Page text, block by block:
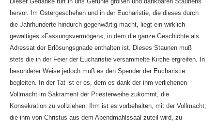
hervor. Im Ostergeschehen und in der Eucharistie, die dieses durch
die Jahrhunderte hindurch gegenwärtig macht, liegt ein wirklich
gewaltiges »Fassungsvermögen«, in dem die ganze Geschichte als
Adressat der Erlösungsgnade enthalten ist. Dieses Staunen muß
stets die in der Feier der Eucharistie versammelte Kirche ergreifen. In
besonderer Weise jedoch muß es den Spender der Eucharistie
begleiten. In der Tat ist er es, dem es dank der ihm verliehenen
Vollmacht im Sakrament der Priesterweihe zukommt, die
Konsekration zu vollziehen. Ihm ist es vorbehalten, mit der Vollmacht,
die ihm von Christus aus dem Abendmahlssaal zuteil wird, zu